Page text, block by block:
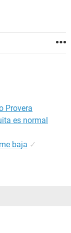
Provera
es normal
baja ✓